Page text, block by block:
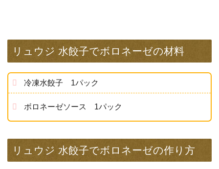
リュウジ 水餃子でボロネーゼの材料
冷凍水餃子 1パック
ボロネーゼソース 1パック
リュウジ 水餃子でボロネーゼの作り方